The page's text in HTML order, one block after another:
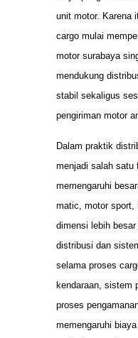
unit motor. Karena
cargo mulai
motor surabaya
mendukung
stabil sekaligus
pengiriman motor
Dalam praktik
menjadi salah satu
memengaruhi
matic, motor sport,
dimensi lebih
distribusi dan
selama proses
kendaraan, sistem
proses
memengaruhi